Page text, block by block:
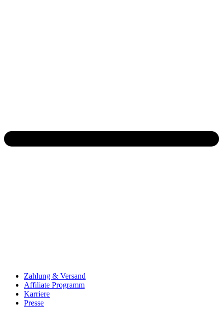
Zahlung & Versand
Affiliate Programm
Karriere
Presse